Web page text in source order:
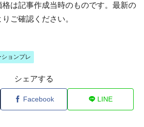
は記事作成当時のものです。最新の
ご確認ください。
ョンプレ
シェアする
Facebook LINE